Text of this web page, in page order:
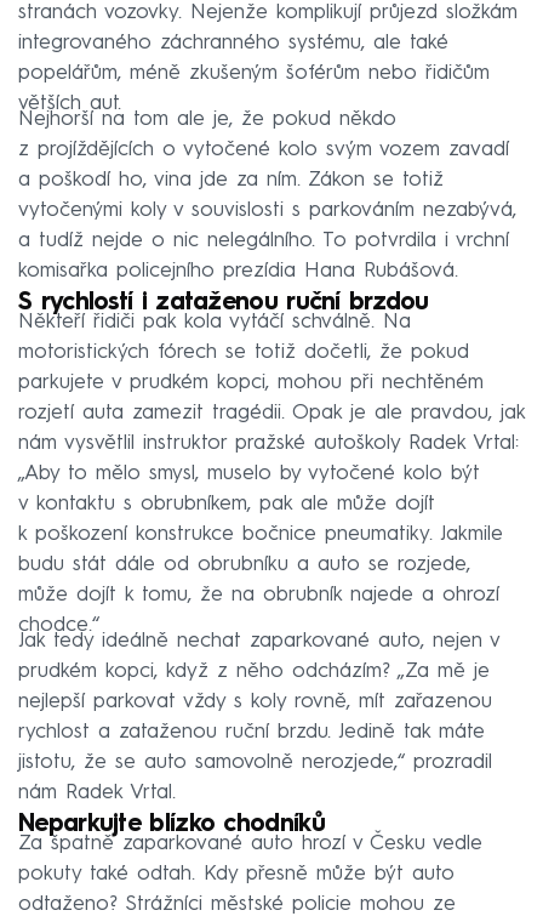
stranách vozovky. Nejenže komplikují průjezd složkám
integrovaného záchranného systému, ale také
popelářům, méně zkušeným šoférům nebo řidičům
větších aut.
Nejhorší na tom ale je, že pokud někdo
z projíždějících o vytočené kolo svým vozem zavadí
a poškodí ho, vina jde za ním. Zákon se totiž
vytočenými koly v souvislosti s parkováním nezabývá,
a tudíž nejde o nic nelegálního. To potvrdila i vrchní
komisařka policejního prezídia Hana Rubášová.
S rychlostí i zataženou ruční brzdou
Někteří řidiči pak kola vytáčí schválně. Na
motoristických fórech se totiž dočetli, že pokud
parkujete v prudkém kopci, mohou při nechtěném
rozjetí auta zamezit tragédii. Opak je ale pravdou, jak
nám vysvětlil instruktor pražské autoškoly Radek Vrtal:
„Aby to mělo smysl, muselo by vytočené kolo být
v kontaktu s obrubníkem, pak ale může dojít
k poškození konstrukce bočnice pneumatiky. Jakmile
budu stát dále od obrubníku a auto se rozjede,
může dojít k tomu, že na obrubník najede a ohrozí
chodce.“
Jak tedy ideálně nechat zaparkované auto, nejen v
prudkém kopci, když z něho odcházím? „Za mě je
nejlepší parkovat vždy s koly rovně, mít zařazenou
rychlost a zataženou ruční brzdu. Jedině tak máte
jistotu, že se auto samovolně nerozjede,“ prozradil
nám Radek Vrtal.
Neparkujte blízko chodníků
Za špatně zaparkované auto hrozí v Česku vedle
pokuty také odtah. Kdy přesně může být auto
odtaženo? Strážníci městské policie mohou ze